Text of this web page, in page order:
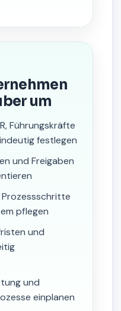
um
Führungskräfte
festlegen
und Freigaben
pflegen
und
und
einplanen